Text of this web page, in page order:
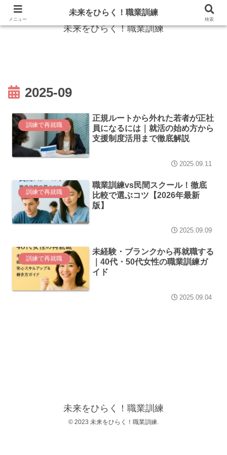
未来をひらく！職業訓練
2025-09
訓練で再就職
正規ルートから外れた若者が正社
員になるには｜就活の始め方から
支援制度活用まで徹底解説
2025.09.11
訓練で再就職
職業訓練vs民間スクール！徹底
比較で選ぶコツ【2026年最新
版】
2025.09.09
訓練で再就職
未経験・ブランクから再就職する
｜40代・50代女性の職業訓練ガ
イド
2025.09.04
未来をひらく！職業訓練
© 2023 未来をひらく！職業訓練.
メニュー
未来をひらく！職業訓練
検索